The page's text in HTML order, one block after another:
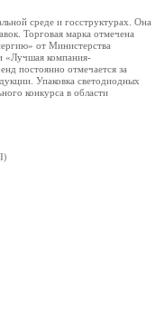
среде и госструктурах. Она
Торговая марка отмечена
от Министерства
«Лучшая компания-
постоянно отмечается за
Упаковка светодиодных
конкурса в области